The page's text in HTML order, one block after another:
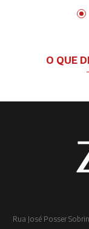
O QUE
Rua José Posser